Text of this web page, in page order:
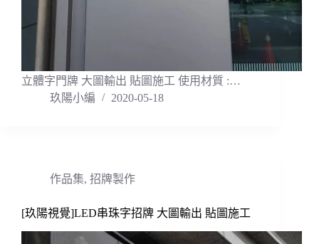
立體字門牌 大圖輸出 貼圖施工 使用材質 :…
玖陽小編
2020-05-18
作品集, 招牌製作
[玖陽視覺]LED串珠字招牌 大圖輸出 貼圖施工